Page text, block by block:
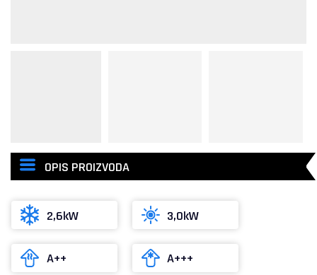
OPIS PROIZVODA
2,6kW 3,0kW
A++ A+++